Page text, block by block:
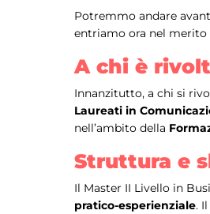
Potremmo andare
entriamo ora nel merito
A chi è
Innanzitutto, a chi si
Laureati in
nell’ambito della
Struttura e
Il Master II Livello in
pratico-esperienziale.